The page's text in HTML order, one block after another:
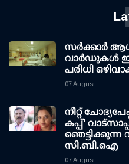
സര്‍ക്കാര്‍
വാര്‍ഡുകള്‍
പരിധി
07 August
നീറ്റ്
കപ്പ്' വാട്സാപ്പ്
ഞെട്ടിക്കുന്ന
സി.ബി.ഐ
07 August